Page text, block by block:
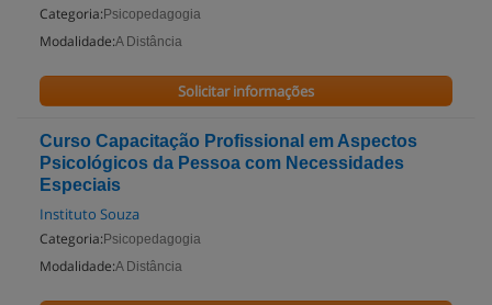
Categoria: Psicopedagogia
Modalidade:A Distância
Solicitar informações
Curso Capacitação Profissional em Aspectos
Psicológicos da Pessoa com Necessidades
Especiais
Instituto Souza
Categoria: Psicopedagogia
Modalidade:A Distância